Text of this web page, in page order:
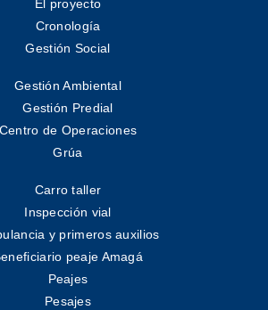
El proyecto
Cronología
Gestión Social
Gestión Ambiental
Gestión Predial
Centro de Operaciones
Grúa
Carro taller
Inspección vial
y primeros auxilios
peaje Amagá
Peajes
Pesajes